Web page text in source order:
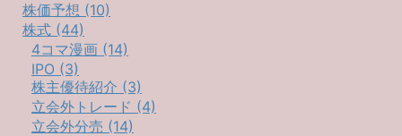
株価予想 (10)
株式 (44)
4コマ漫画 (14)
IPO (3)
株主優待紹介 (3)
立会外トレード (4)
立会外分売 (14)